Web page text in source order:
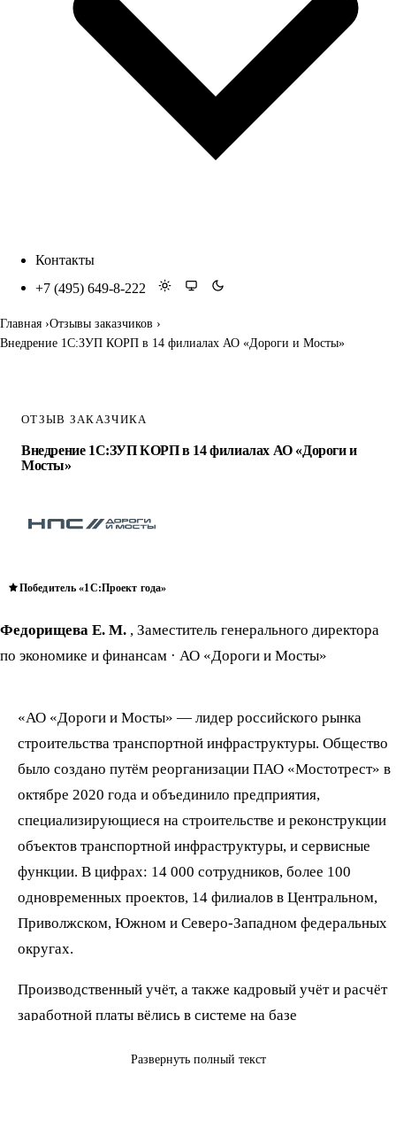
Контакты
+7 (495) 649-8-222
Главная Отзывы заказчиков
Внедрение 1С:ЗУП КОРП в 14 филиалах АО «Дороги и Мосты»
ОТЗЫВ ЗАКАЗЧИКА
Внедрение 1С:ЗУП КОРП в 14 филиалах АО «Дороги и
Мосты»
Победитель «1С:Проект года»
Федорищева Е. М. , Заместитель генерального директора
по экономике и финансам · АО «Дороги и Мосты»
«АО «Дороги и Мосты» — лидер российского рынка
строительства транспортной инфраструктуры. Общество
было создано путём реорганизации ПАО «Мостотрест» в
октябре 2020 года и объединило предприятия,
специализирующиеся на строительстве и реконструкции
объектов транспортной инфраструктуры, и сервисные
функции. В цифрах: 14 000 сотрудников, более 100
одновременных проектов, 14 филиалов в Центральном,
Приволжском, Южном и Северо-Западном федеральных
округах.
Производственный учёт, а также кадровый учёт и расчёт
заработной платы вёлись в системе на базе
(далее — «ИАС»). В 2023 году в связи с необходимостью
Развернуть полный текст